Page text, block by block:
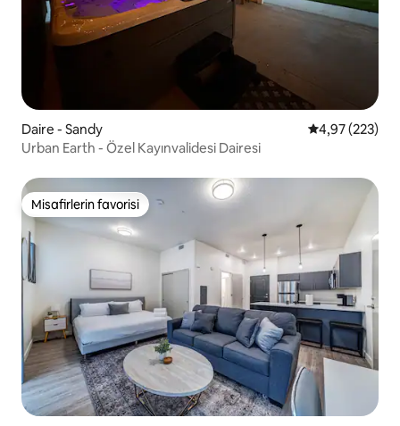
Daire - Sandy 5 üzerinden
4,97 (223)
Urban Earth - Özel Kayınvalidesi Dairesi
Misafirlerin favorisi
Misafirlerin favorisi